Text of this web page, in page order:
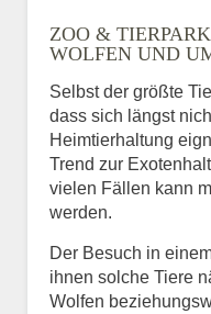
ZOO &
WOLFEN UND
Selbst der größte
dass sich längst
Heimtierhaltung
Trend zur
vielen Fällen kann
werden.
Der Besuch in
ihnen solche Tiere
Wolfen